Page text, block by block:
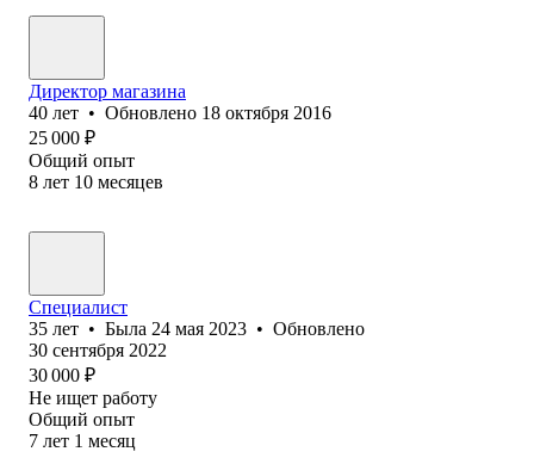
Директор магазина
40 лет • Обновлено 18 октября 2016
25 000 ₽
Общий опыт
8 лет 10 месяцев
Специалист
35 лет • Была 24 мая 2023 • Обновлено
30 сентября 2022
30 000 ₽
Не ищет работу
Общий опыт
7 лет 1 месяц